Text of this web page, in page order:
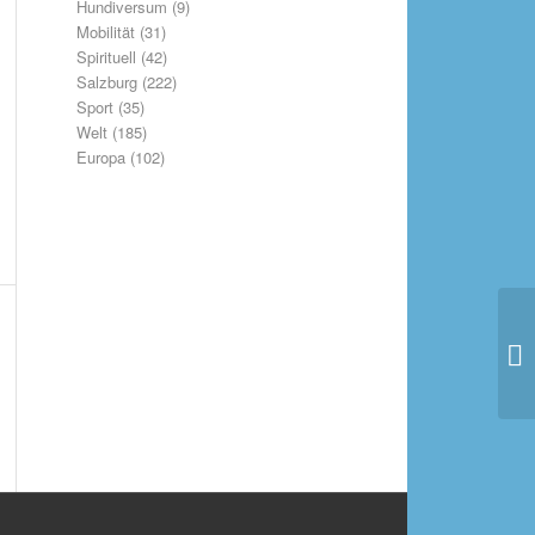
Hundiversum (9)
Mobilität(31)
Spirituell (42)
Salzburg(222)
Sport(35)
Welt(185)
Europa(102)